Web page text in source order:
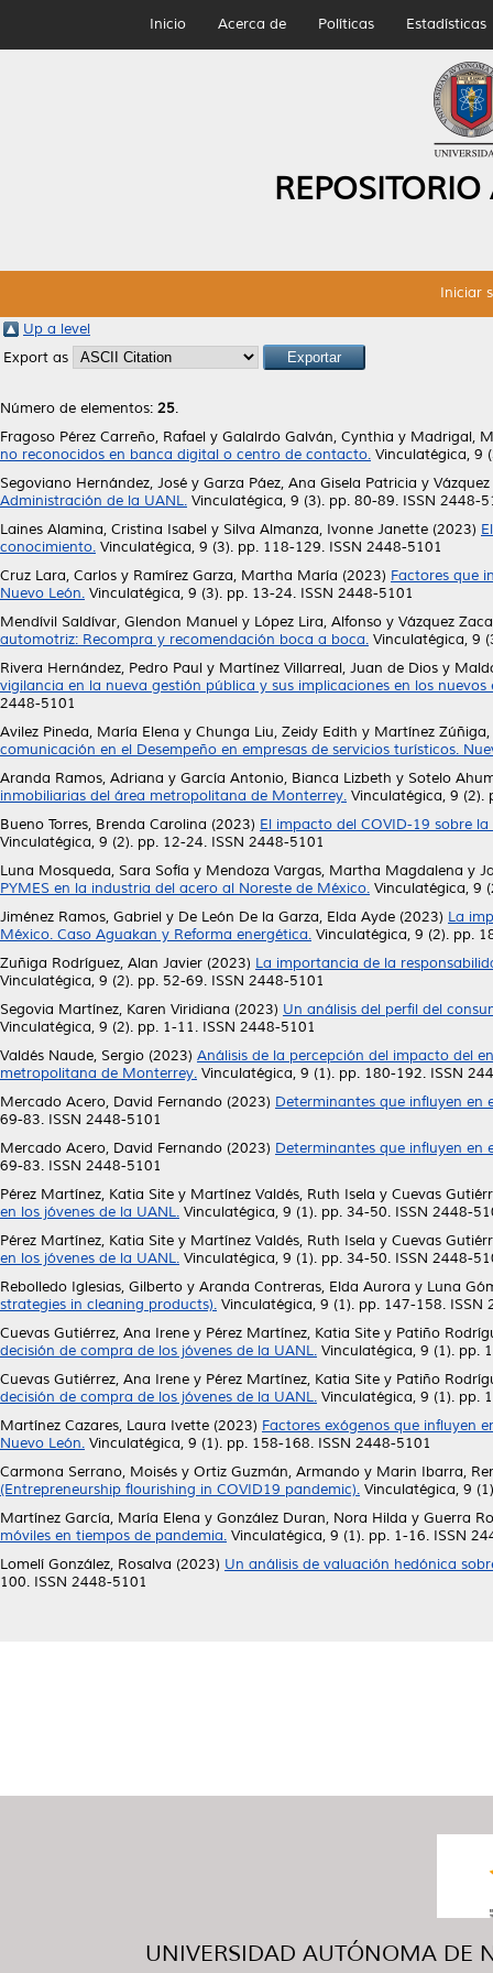
Inicio Acerca de Políticas Estadísticas
Iniciar
Up a level
Export as
Número de elementos: 25.
Fragoso Pérez Carreño, Rafael y Galalrdo Galván, Cynthia y Madrigal,
no reconocidos en banca digital o centro de contacto. Vinculatégica, 9
Segoviano Hernández, José y Garza Páez, Ana Gisela Patricia y
Administración de la UANL. Vinculatégica, 9 (3). pp. 80-89. ISSN 2448-
Laines Alamina, Cristina Isabel y Silva Almanza, Ivonne Janette (2023)
conocimiento. Vinculatégica, 9 (3). pp. 118-129. ISSN 2448-5101
Cruz Lara, Carlos y Ramírez Garza, Martha María (2023) Factores que
Nuevo León. Vinculatégica, 9 (3). pp. 13-24. ISSN 2448-5101
Mendívil Saldívar, Glendon Manuel y López Lira, Alfonso y Vázquez
automotriz: Recompra y recomendación boca a boca. Vinculatégica, 9
Rivera Hernández, Pedro Paul y Martínez Villarreal, Juan de Dios y
vigilancia en la nueva gestión pública y sus implicaciones en los
2448-5101
Avilez Pineda, María Elena y Chunga Liu, Zeidy Edith y Martínez
comunicación en el Desempeño en empresas de servicios turísticos.
Aranda Ramos, Adriana y García Antonio, Bianca Lizbeth y Sotelo
inmobiliarias del área metropolitana de Monterrey. Vinculatégica, 9 (2).
Bueno Torres, Brenda Carolina (2023) El impacto del COVID-19 sobre
Vinculatégica, 9 (2). pp. 12-24. ISSN 2448-5101
Luna Mosqueda, Sara Sofía y Mendoza Vargas, Martha Magdalena y
PYMES en la industria del acero al Noreste de México. Vinculatégica, 9
Jiménez Ramos, Gabriel y De León De la Garza, Elda Ayde (2023) La
México. Caso Aguakan y Reforma energética. Vinculatégica, 9 (2). pp.
Zuñiga Rodríguez, Alan Javier (2023) La importancia de la
Vinculatégica, 9 (2). pp. 52-69. ISSN 2448-5101
Segovia Martínez, Karen Viridiana (2023) Un análisis del perfil del
Vinculatégica, 9 (2). pp. 1-11. ISSN 2448-5101
Valdés Naude, Sergio (2023) Análisis de la percepción del impacto del
metropolitana de Monterrey. Vinculatégica, 9 (1). pp. 180-192. ISSN
Mercado Acero, David Fernando (2023) Determinantes que influyen en
69-83. ISSN 2448-5101
Mercado Acero, David Fernando (2023) Determinantes que influyen en
69-83. ISSN 2448-5101
Pérez Martínez, Katia Site y Martínez Valdés, Ruth Isela y Cuevas
en los jóvenes de la UANL. Vinculatégica, 9 (1). pp. 34-50. ISSN 2448-
Pérez Martínez, Katia Site y Martínez Valdés, Ruth Isela y Cuevas
en los jóvenes de la UANL. Vinculatégica, 9 (1). pp. 34-50. ISSN 2448-
Rebolledo Iglesias, Gilberto y Aranda Contreras, Elda Aurora y Luna
strategies in cleaning products). Vinculatégica, 9 (1). pp. 147-158. ISSN
Cuevas Gutiérrez, Ana Irene y Pérez Martínez, Katia Site y Patiño
decisión de compra de los jóvenes de la UANL. Vinculatégica, 9 (1). pp.
Cuevas Gutiérrez, Ana Irene y Pérez Martínez, Katia Site y Patiño
decisión de compra de los jóvenes de la UANL. Vinculatégica, 9 (1). pp.
Martínez Cazares, Laura Ivette (2023) Factores exógenos que influyen
Nuevo León. Vinculatégica, 9 (1). pp. 158-168. ISSN 2448-5101
Carmona Serrano, Moisés y Ortiz Guzmán, Armando y Marin Ibarra,
(Entrepreneurship flourishing in COVID19 pandemic). Vinculatégica, 9
Martínez García, María Elena y González Duran, Nora Hilda y Guerra
móviles en tiempos de pandemia. Vinculatégica, 9 (1). pp. 1-16. ISSN
Lomelí González, Rosalva (2023) Un análisis de valuación hedónica
100. ISSN 2448-5101
UNIVERSIDAD AUTÓNOMA DE